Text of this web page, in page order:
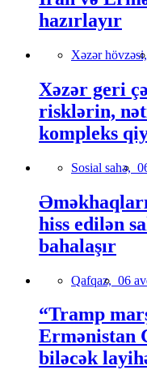
hazırlayır
Xəzər hövzəsi,
Xəzər geri
risklərin,
kompleks
Sosial sahə,
hiss edilən
bahalaşır
Qafqaz, 06
“Tramp
Ermənistan
biləcək